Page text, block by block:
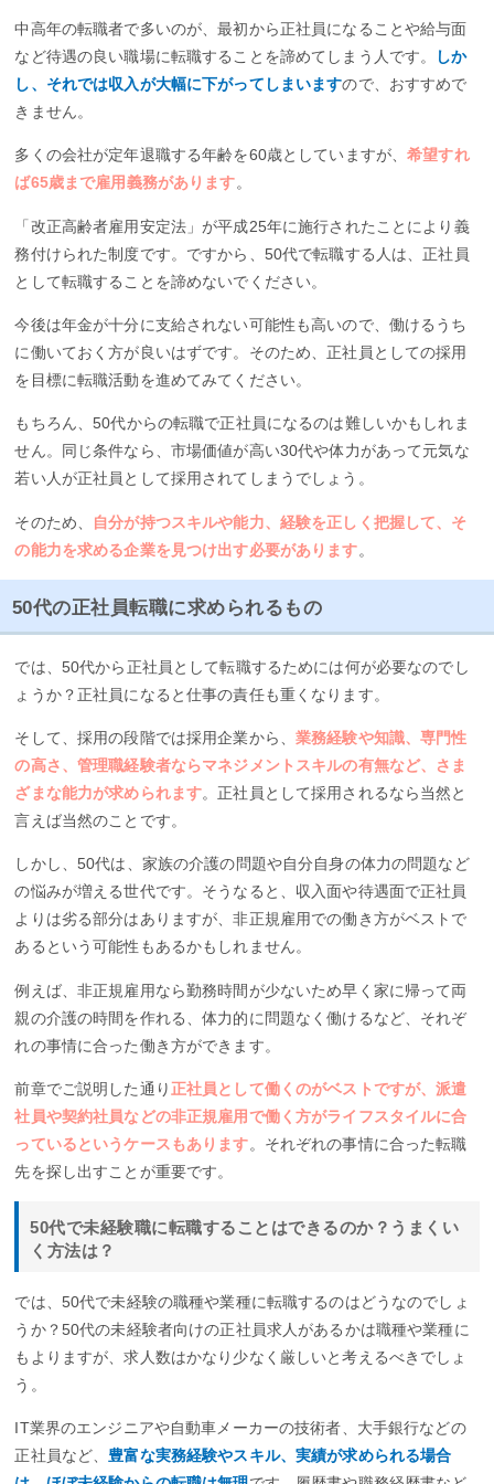
中高年の転職者で多いのが、最初から正社員になることや給与面
など待遇の良い職場に転職することを諦めてしまう人です。
しか
し、それでは収入が大幅に下がってしまいますので、おすすめで
きません。
多くの会社が定年退職する年齢を60歳としていますが、希望すれ
ば65歳まで雇用義務があります。
「改正高齢者雇用安定法」が平成25年に施行されたことにより義
務付けられた制度です。ですから、50代で転職する人は、正社員
として転職することを諦めないでください。
今後は年金が十分に支給されない可能性も高いので、働けるうち
に働いておく方が良いはずです。そのため、正社員としての採用
を目標に転職活動を進めてみてください。
もちろん、50代からの転職で正社員になるのは難しいかもしれま
せん。同じ条件なら、市場価値が高い30代や体力があって元気な
若い人が正社員として採用されてしまうでしょう。
そのため、
自分が持つスキルや能力、経験を正しく把握して、そ
の能力を求める企業を見つけ出す必要があります。
50代の正社員転職に求められるもの
では、50代から正社員として転職するためには何が必要なのでし
ょうか？正社員になると仕事の責任も重くなります。
そして、採用の段階では採用企業から、業務経験や知識、専門性
の高さ、管理職経験者ならマネジメントスキルの有無など、さま
ざまな能力が求められます。正社員として採用されるなら当然と
言えば当然のことです。
しかし、50代は、家族の介護の問題や自分自身の体力の問題など
の悩みが増える世代です。そうなると、収入面や待遇面で正社員
よりは劣る部分はありますが、非正規雇用での働き方がベストで
あるという可能性もあるかもしれません。
例えば、非正規雇用なら勤務時間が少ないため早く家に帰って両
親の介護の時間を作れる、体力的に問題なく働けるなど、それぞ
れの事情に合った働き方ができます。
前章でご説明した通り正社員として働くのがベストですが、派遣
社員や契約社員などの非正規雇用で働く方がライフスタイルに合
っているというケースもあります。それぞれの事情に合った転職
先を探し出すことが重要です。
50代で未経験職に転職することはできるのか？うまくい
く方法は？
では、50代で未経験の職種や業種に転職するのはどうなのでしょ
うか？50代の未経験者向けの正社員求人があるかは職種や業種に
もよりますが、求人数はかなり少なく厳しいと考えるべきでしょ
う。
IT業界のエンジニアや自動車メーカーの技術者、大手銀行などの
正社員など、豊富な実務経験やスキル、実績が求められる場合